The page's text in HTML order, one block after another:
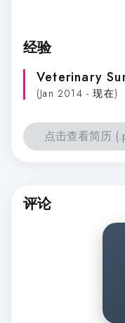
经验
Veterinary
(Jan 2014 - 现在)
点击查看简历
评论